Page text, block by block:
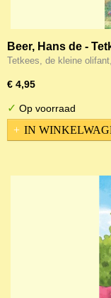
Beer, Hans de -
Tetkees, de kleine
€ 4,95
✓ Op voorraad
IN